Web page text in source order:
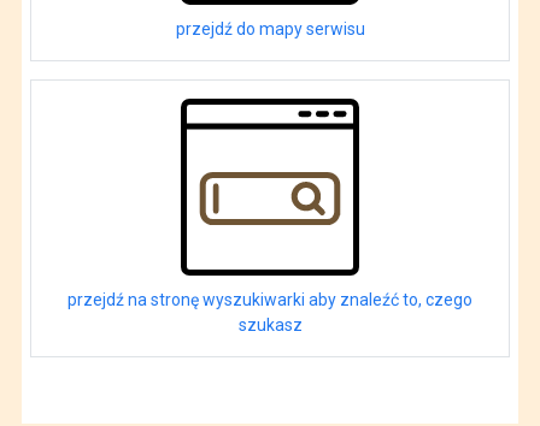
przejdź do mapy serwisu
przejdź na stronę wyszukiwarki aby znaleźć to, czego
szukasz